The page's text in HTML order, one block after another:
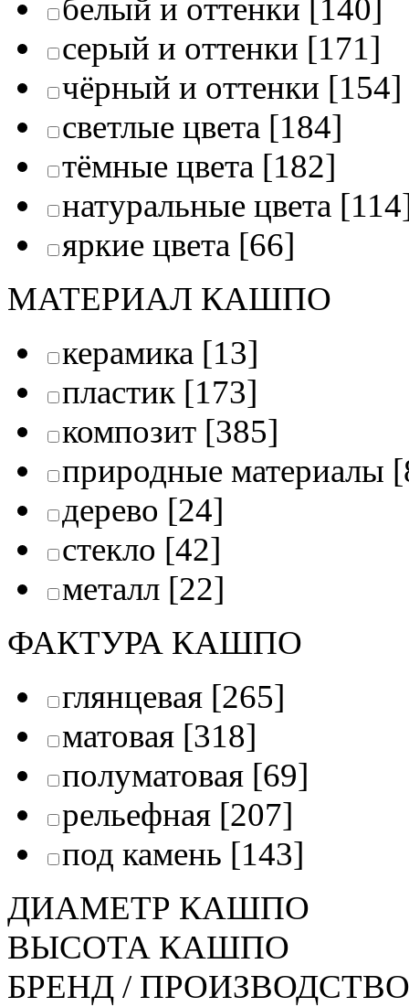
белый и оттенки [140]
серый и оттенки [171]
чёрный и оттенки [154]
светлые цвета [184]
тёмные цвета [182]
натуральные цвета
яркие цвета [66]
МАТЕРИАЛ КАШПО
керамика [13]
пластик [173]
композит [385]
природные материалы
дерево [24]
стекло [42]
металл [22]
ФАКТУРА КАШПО
глянцевая [265]
матовая [318]
полуматовая [69]
рельефная [207]
под камень [143]
ДИАМЕТР КАШПО
ВЫСОТА КАШПО
БРЕНД / ПРОИЗВОДСТВО